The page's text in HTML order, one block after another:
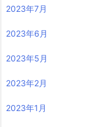
2023年7月
2023年6月
2023年5月
2023年2月
2023年1月